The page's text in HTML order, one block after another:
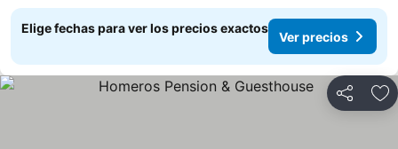
Elige fechas para ver los precios exactos
Ver precios
Compartir